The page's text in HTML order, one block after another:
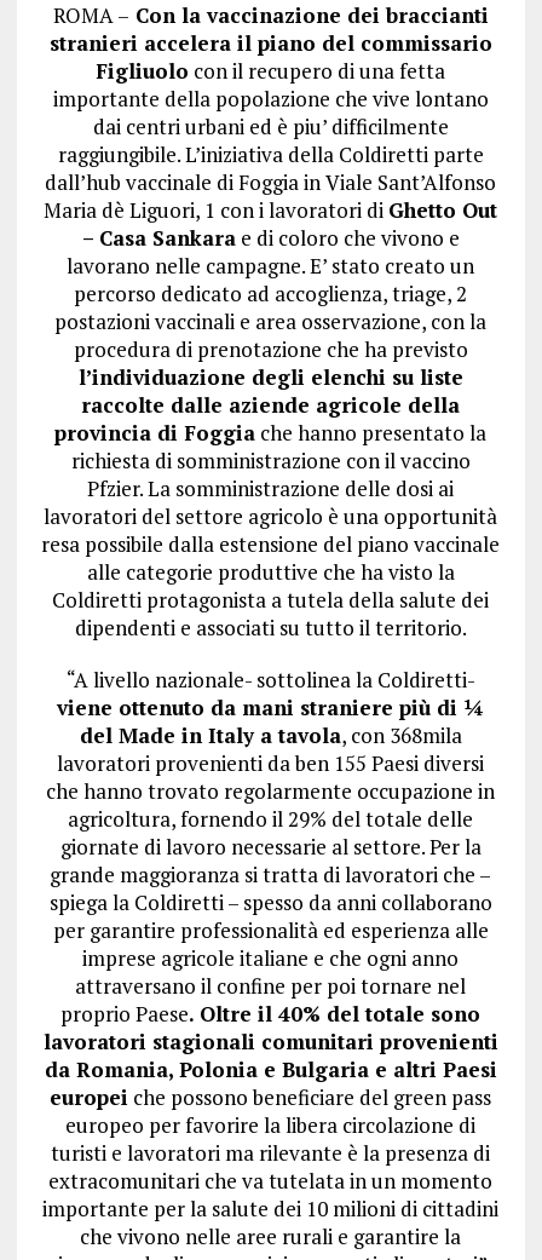
ROMA – Con la vaccinazione dei braccianti
stranieri accelera il piano del commissario
Figliuolo con il recupero di una fetta
importante della popolazione che vive lontano
dai centri urbani ed è piu’ difficilmente
raggiungibile. L’iniziativa della Coldiretti parte
dall’hub vaccinale di Foggia in Viale Sant’Alfonso
Maria dè Liguori, 1 con i lavoratori di Ghetto Out
– Casa Sankarae di coloro che vivono e
lavorano nelle campagne. E’ stato creato un
percorso dedicato ad accoglienza, triage, 2
postazioni vaccinali e area osservazione, con la
procedura di prenotazione che ha previsto
l’individuazione degli elenchi su liste
raccolte dalle aziende agricole della
provincia di Foggia che hanno presentato la
richiesta di somministrazione con il vaccino
Pfzier. La somministrazione delle dosi ai
lavoratori del settore agricolo è una opportunità
resa possibile dalla estensione del piano vaccinale
alle categorie produttive che ha visto la
Coldiretti protagonista a tutela della salute dei
dipendenti e associati su tutto il territorio.
“A livello nazionale- sottolinea la Coldiretti-
viene ottenuto da mani straniere più di ¼
del Made in Italy a tavola, con 368mila
lavoratori provenienti da ben 155 Paesi diversi
che hanno trovato regolarmente occupazione in
agricoltura, fornendo il 29% del totale delle
giornate di lavoro necessarie al settore. Per la
grande maggioranza si tratta di lavoratori che –
spiega la Coldiretti – spesso da anni collaborano
per garantire professionalità ed esperienza alle
imprese agricole italiane e che ogni anno
attraversano il confine per poi tornare nel
proprio Paese. Oltre il 40% del totale sono
lavoratori stagionali comunitari provenienti
da Romania, Polonia e Bulgaria e altri Paesi
europei che possono beneficiare del green pass
europeo per favorire la libera circolazione di
turisti e lavoratori ma rilevante è la presenza di
extracomunitari che va tutelata in un momento
importante per la salute dei 10 milioni di cittadini
che vivono nelle aree rurali e garantire la